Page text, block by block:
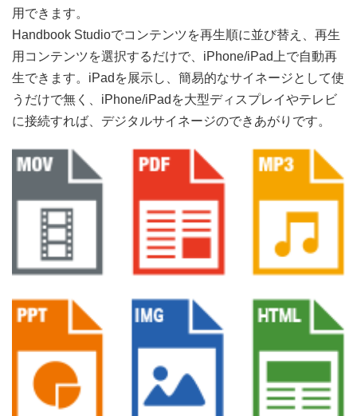
用できます。
Handbook Studioでコンテンツを再生順に並び替え、再生
用コンテンツを選択するだけで、iPhone/iPad上で自動再
生できます。iPadを展示し、簡易的なサイネージとして使
うだけで無く、iPhone/iPadを大型ディスプレイやテレビ
に接続すれば、デジタルサイネージのできあがりです。